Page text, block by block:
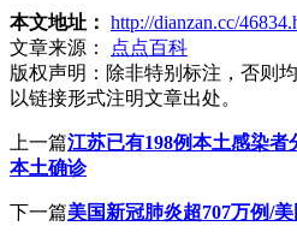
本文地址： http://dianzan.cc/
文章来源：
点点百科
版权声明： 除非特别标注，否则
以链接形式注明文章出处。
上一篇江苏已有198例本土感染者
本土确诊
下一篇美国新冠肺炎超707万例/